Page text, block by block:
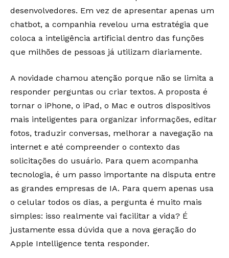
desenvolvedores. Em vez de apresentar apenas um
chatbot, a companhia revelou uma estratégia que
coloca a inteligência artificial dentro das funções
que milhões de pessoas já utilizam diariamente.
A novidade chamou atenção porque não se limita a
responder perguntas ou criar textos. A proposta é
tornar o iPhone, o iPad, o Mac e outros dispositivos
mais inteligentes para organizar informações, editar
fotos, traduzir conversas, melhorar a navegação na
internet e até compreender o contexto das
solicitações do usuário. Para quem acompanha
tecnologia, é um passo importante na disputa entre
as grandes empresas de IA. Para quem apenas usa
o celular todos os dias, a pergunta é muito mais
simples: isso realmente vai facilitar a vida? É
justamente essa dúvida que a nova geração do
Apple Intelligence tenta responder.